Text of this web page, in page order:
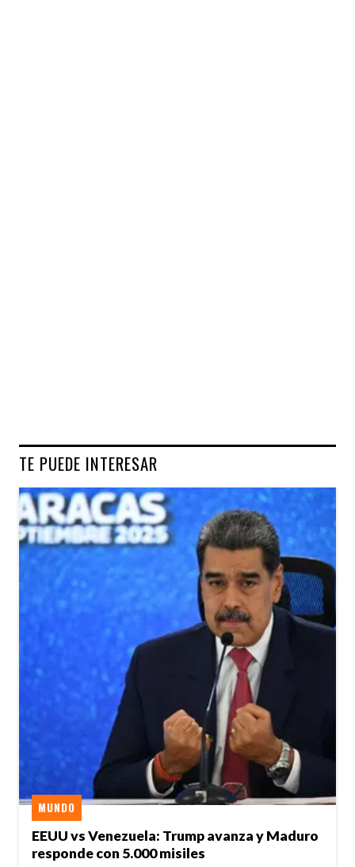
TE PUEDE INTERESAR
EEUU vs Venezuela: Trump avanza y Maduro
responde con 5.000 misiles
MUNDO